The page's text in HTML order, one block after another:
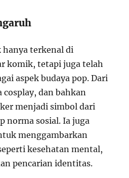
hanya terkenal di
komik, tetapi juga telah
aspek budaya pop. Dari
dan bahkan
menjadi simbol dari
norma sosial. Ia juga
menggambarkan
kesehatan mental,
pencarian identitas.